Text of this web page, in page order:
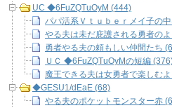
UC ◆6FuZQTuOyM (444)
パパ活系Ｖｔｕｂｅｒメイ子の
やる夫は未だ庇護される勇者の
勇者やる夫の頼もしい仲間たち
ＵＣ ◆6FuZQTuOyMの短編
魔王できる夫は女勇者で楽しむよ
◆GESU1/dEaE (68)
やる夫のポケットモンスター赤